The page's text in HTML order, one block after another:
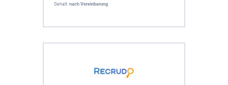
Gehalt: nach Vereinbarung